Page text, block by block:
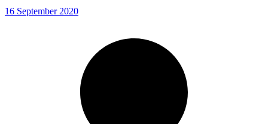
16 September 2020